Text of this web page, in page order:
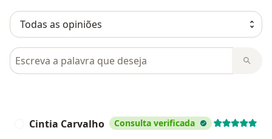
Pesquisar em opiniões
Cintia Carvalho Consulta verificada